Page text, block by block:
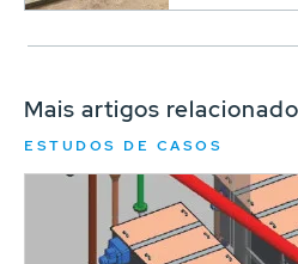
Mais artigos
ESTUDOS DE CASOS